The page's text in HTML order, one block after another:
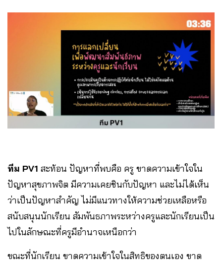
ทีม PV1 สะท้อน ปัญหาที่พบคือ ครู ขาดความเข้าใจใน
ปัญหาสุขภาพจิต มีความเคยชินกับปัญหา และไม่ได้เห็น
ว่าเป็นปัญหาสำคัญ ไม่มีแนวทางให้ความช่วยเหลือหรือ
สนับสนุนนักเรียน สัมพันธภาพระหว่างครูและนักเรียนเป็น
ไปในลักษณะที่ครูมีอำนาจเหนือกว่า
ขณะที่นักเรียน ขาดความเข้าใจในสิทธิของตนเอง ขาด